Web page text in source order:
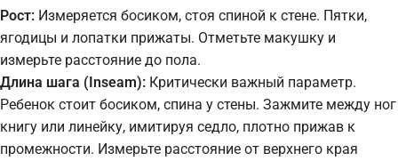
Рост: Измеряется босиком, стоя спиной к стене. Пятки,
ягодицы и лопатки прижаты. Отметьте макушку и
измерьте расстояние до пола.
Длина шага (Inseam): Критически важный параметр.
Ребенок стоит босиком, спина у стены. Зажмите между ног
книгу или линейку, имитируя седло, плотно прижав к
промежности. Измерьте расстояние от верхнего края